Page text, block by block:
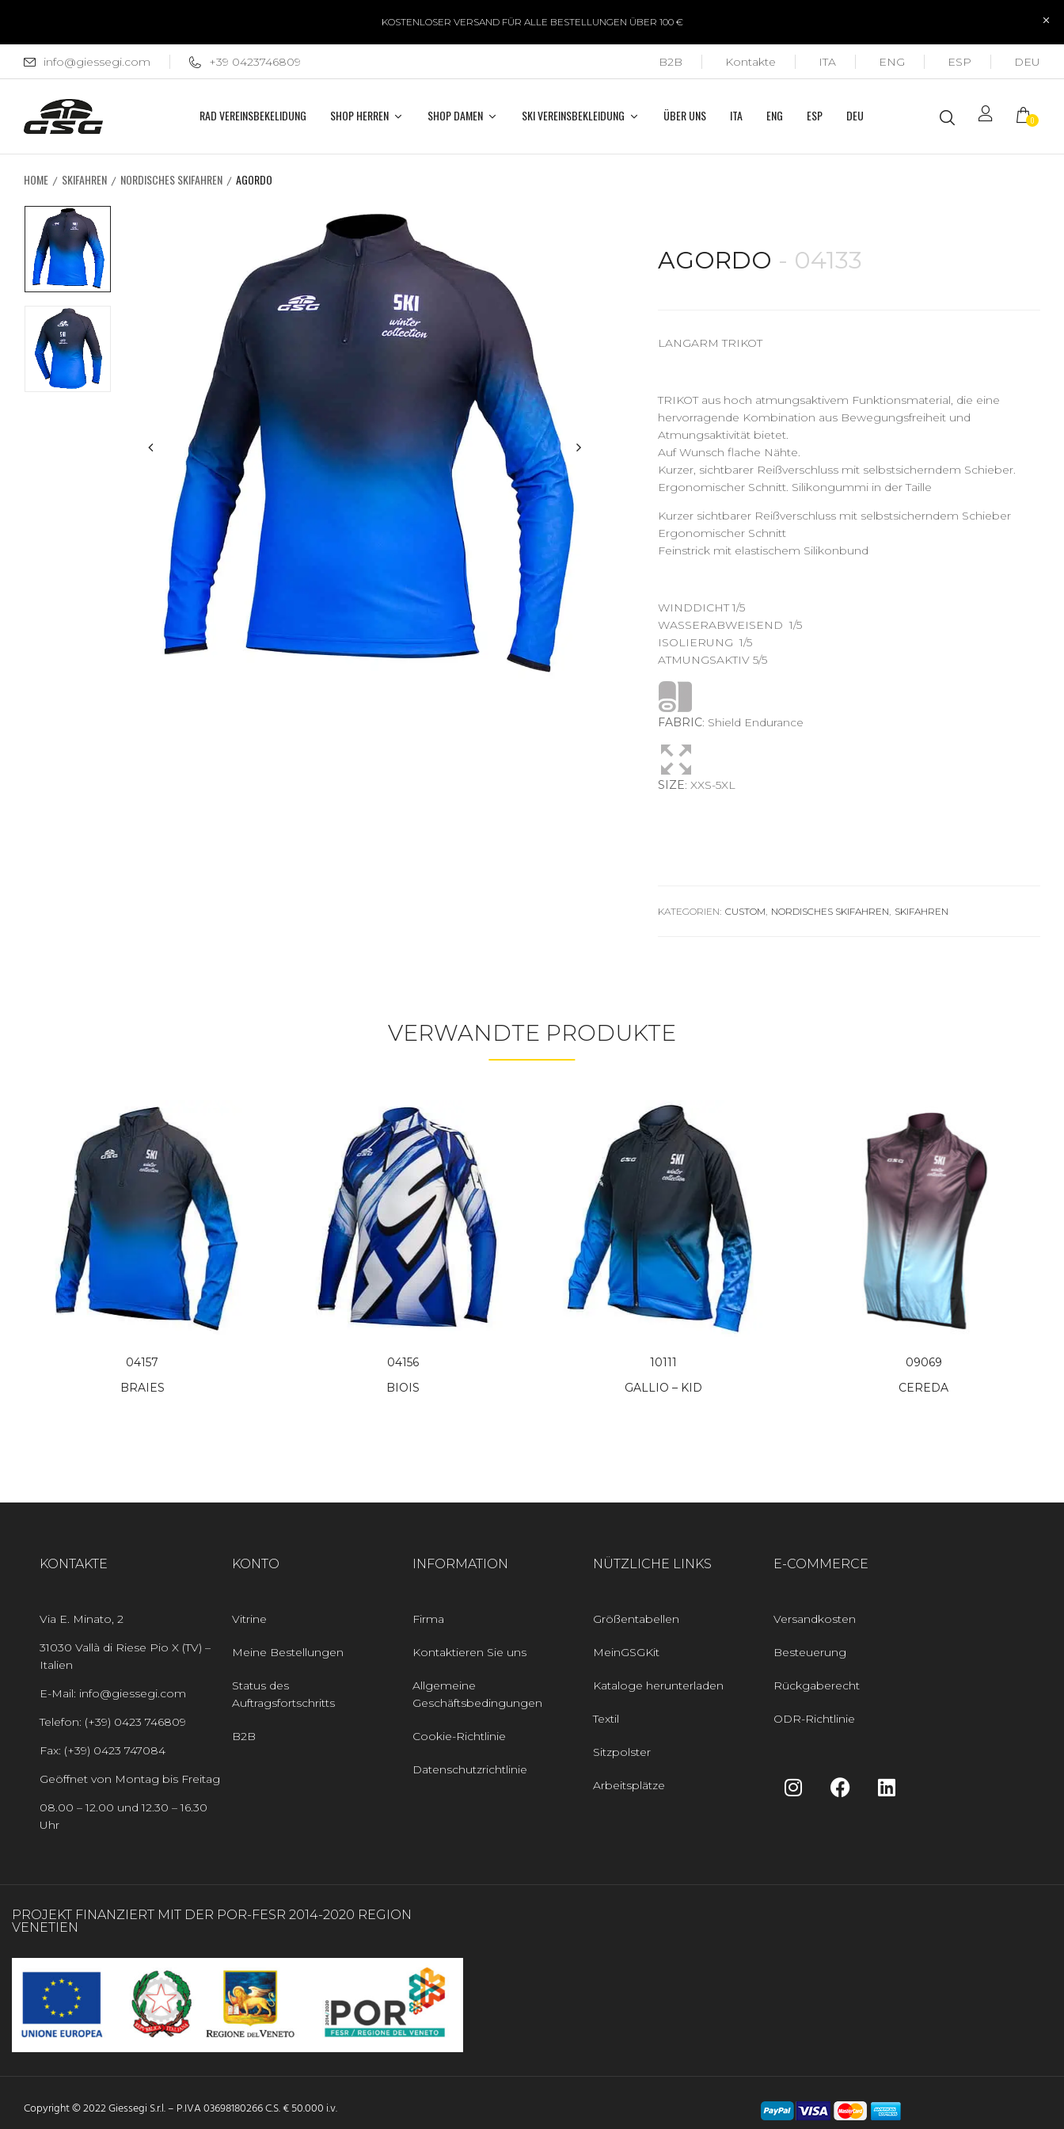
KOSTENLOSER VERSAND FÜR ALLE BESTELLUNGEN ÜBER 100 €
info@giessegi.com +39 0423746809 B2B Kontakte ITA ENG ESP DEU
RAD VEREINSBEKELIDUNG SHOP HERREN SHOP DAMEN SKI VEREINSBEKLEIDUNG ÜBER UNS ITA ENG ESP DEU 0
HOME SKIFAHREN NORDISCHES SKIFAHREN AGORDO
AGORDO - 04133
LANGARM TRIKOT
TRIKOT aus hoch atmungsaktivem Funktionsmaterial, die eine
hervorragende Kombination aus Bewegungsfreiheit und
Atmungsaktivität bietet.
Auf Wunsch flache Nähte.
Kurzer, sichtbarer Reißverschluss mit selbstsicherndem Schieber.
Ergonomischer Schnitt. Silikongummi in der Taille
Kurzer sichtbarer Reißverschluss mit selbstsicherndem Schieber
Ergonomischer Schnitt
Feinstrick mit elastischem Silikonbund
WINDDICHT 1/5
WASSERABWEISEND 1/5
ISOLIERUNG 1/5
ATMUNGSAKTIV 5/5
FABRIC: Shield Endurance
SIZE: XXS-5XL
KATEGORIEN: CUSTOM, NORDISCHES SKIFAHREN, SKIFAHREN
VERWANDTE PRODUKTE
04157
BRAIES
04156
BIOIS
10111
GALLIO – KID
09069
CEREDA
KONTAKTE
Via E. Minato, 2
31030 Vallà di Riese Pio X (TV) –
Italien
E-Mail: info@giessegi.com
Telefon: (+39) 0423 746809
Fax: (+39) 0423 747084
Geöffnet von Montag bis Freitag
08.00 – 12.00 und 12.30 – 16.30
Uhr
KONTO
Vitrine
Meine Bestellungen
Status des
Auftragsfortschritts
B2B
INFORMATION
Firma
Kontaktieren Sie uns
Allgemeine
Geschäftsbedingungen
Cookie-Richtlinie
Datenschutzrichtlinie
NÜTZLICHE LINKS
Größentabellen
MeinGSGKit
Kataloge herunterladen
Textil
Sitzpolster
Arbeitsplätze
E-COMMERCE
Versandkosten
Besteuerung
Rückgaberecht
ODR-Richtlinie
PROJEKT FINANZIERT MIT DER POR-FESR 2014-2020 REGION
VENETIEN
Copyright © 2022 Giessegi S.r.l. – P.IVA 03698180266 C.S. € 50.000 i.v.